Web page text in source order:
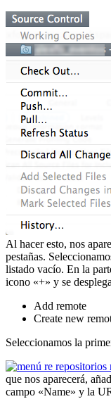
Al hacer esto, nos
pestañas.
listado vacío. En la
icono «+» y se
Add remote
Create new
Seleccionamos la
que nos aparecerá,
campo «Name» y la